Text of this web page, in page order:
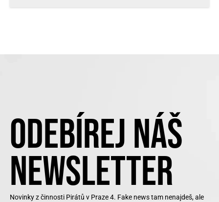
ODEBÍREJ NÁŠ
NEWSLETTER
Novinky z činnosti Pirátů v Praze 4. Fake news tam nenajdeš, ale